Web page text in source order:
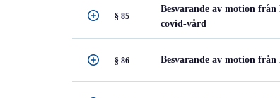
§ 85
Besvarande av motion
covid-vård
§ 86 Besvarande av motion